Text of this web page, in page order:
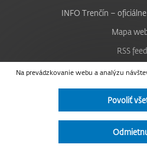
Na prevádzkovanie webu a analýzu
Povoliť
INFO Trenčín –
Mapa
RSS feed
Nastavenie
Instagram
Vyhlásenie o